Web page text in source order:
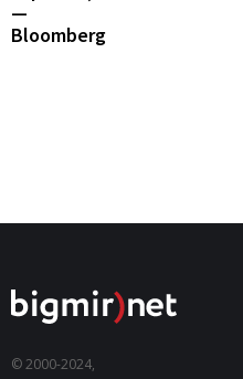
—
Bloomberg
© 2000-2024,